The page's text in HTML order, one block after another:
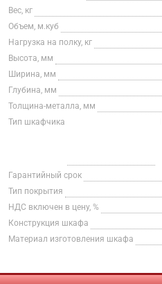
Вес, кг
Объем, м.куб
Нагрузка на полку, кг
Высота, мм
Ширина, мм
Глубина, мм
Толщина-металла, мм
Тип шкафчика
Гарантийный срок
Тип покрытия
НДС включен в цену, %
Конструкция шкафа
Материал изготовления шкафа